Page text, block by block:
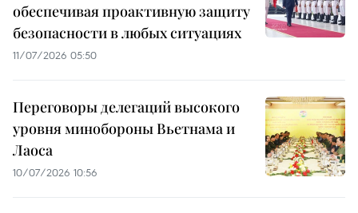
обеспечивая проактивную защиту
безопасности в любых ситуациях
11/07/2026 05:50
Переговоры делегаций высокого
уровня минобороны Вьетнама и
Лаоса
10/07/2026 10:56